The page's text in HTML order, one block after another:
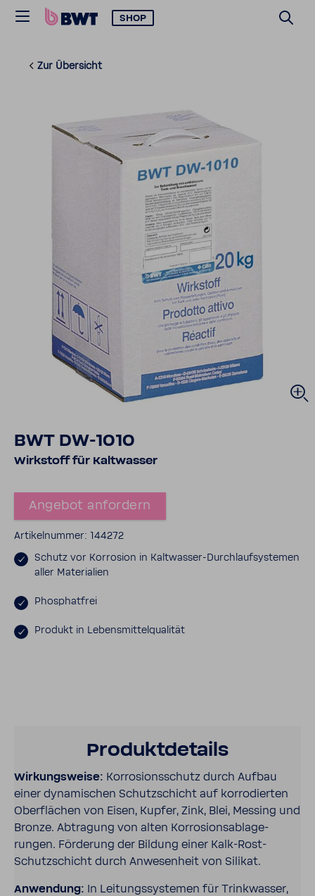
SHOP
Zur Über­sicht
BWT DW-​1010
Wirk­stoff für Kalt­wasser
Angebot anfor­dern
Arti­kel­nummer: 144272
Schutz vor Korro­sion in Kaltwasser-​Durchlaufsystemen
aller Mate­ria­lien
Phos­phat­frei
Produkt in Lebens­mit­tel­qua­lität
Produkt­de­tails
Wirkungs­weise: Korro­si­ons­schutz durch Aufbau
einer dyna­mi­schen Schutz­schicht auf korro­dierten
Ober­flä­chen von Eisen, Kupfer, Zink, Blei, Messing und
Bronze. Abtra­gung von alten Korro­si­ons­ab­la­ge­
rungen. Förde­rung der Bildung einer Kalk-​Rost-​
Schutzschicht durch Anwe­sen­heit von Silikat.
Anwen­dung: In Leitungs­sys­temen für Trink­wasser,